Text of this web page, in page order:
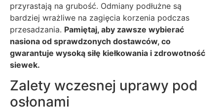
przyrastają na grubość. Odmiany podłużne są
bardziej wrażliwe na zagięcia korzenia podczas
przesadzania. Pamiętaj, aby zawsze wybierać
nasiona od sprawdzonych dostawców, co
gwarantuje wysoką siłę kiełkowania i zdrowotność
siewek.
Zalety wczesnej uprawy pod
osłonami